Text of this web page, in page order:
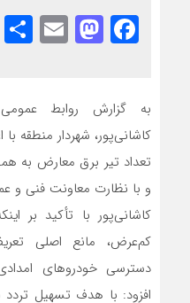
Facebook
کاشانی‌پور، شهردار منطقه
تعداد تیر برق معارض به
و با نظارت معاونت فنی و
کاشانی‌پور با تأکید بر
کم‌عرض، مانع اصلی
دسترسی خودروهای
افزود: با هدف تسهیل تردد